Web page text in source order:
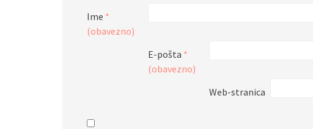
Ime *
(obavezno)
E-pošta *
(obavezno)
Web-stranica